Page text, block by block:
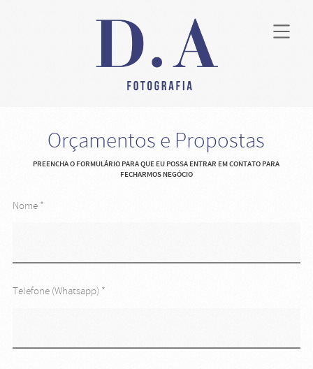
Orçamentos e Propostas
PREENCHA O FORMULÁRIO PARA QUE EU POSSA ENTRAR EM CONTATO PARA
FECHARMOS NEGÓCIO
Nome *
Telefone (Whatsapp) *